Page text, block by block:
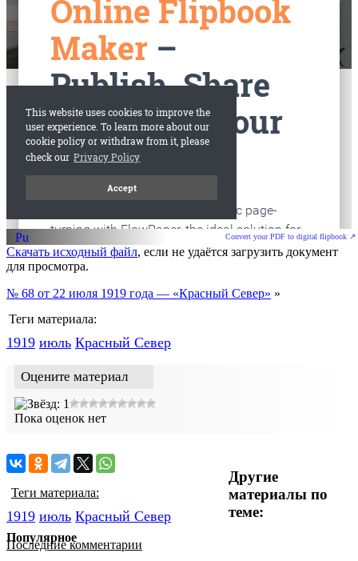
старые газеты
Convert your PDF to digital flipbook ↗
Скачать исходный файл, если не удаётся загрузить документ
для просмотра.
№ 68 от 22 июля 1919 года — «Красный Север» »
Теги материала:
1919 июль Красный Cевер
Оцените материал
Пока оценок нет
Другие
материалы по
теме:
Теги материала:
1919 июль Красный Cевер
Последние комментарии
Популярное